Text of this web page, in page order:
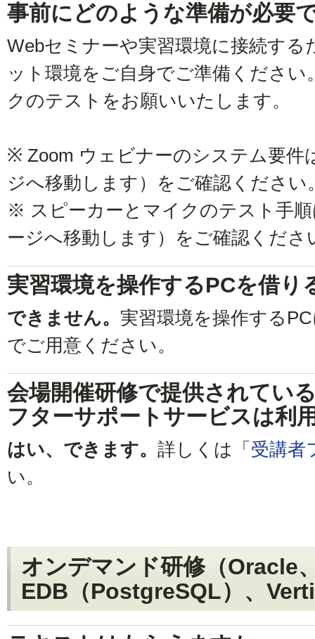
事前にどのような準備が必要
Webセミナーや実習環境に接続す
ット環境をご自身でご準備くださ
クのテストをお願いいたします。
※ Zoom ウェビナーのシステム要件
ジへ移動します）をご確認ください
※ スピーカーとマイクのテスト手
ージへ移動します）をご確認くださ
実習環境を操作するPCを借り
できません。 実習環境を操作する
でご用意ください。
会場開催研修で提供されてい
フターサポートサービスは利
はい、できます。 詳しくは「 受講者
い。
オンデマンド研修（Oracle
EDB（PostgreSQL）、